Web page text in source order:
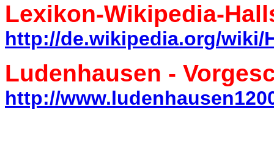
Lexikon-Wikipedia-
http://de.wikipedia.org/wiki/
Ludenhausen -
http://